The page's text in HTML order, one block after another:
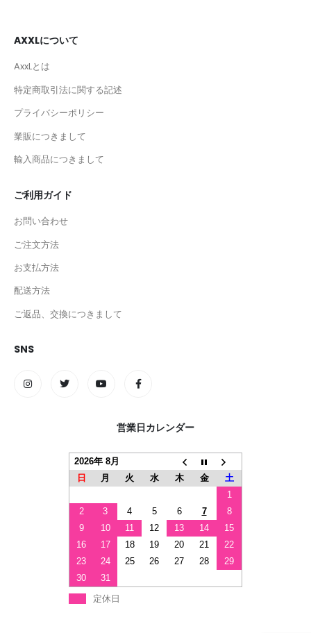
AXXLについて
AxxLとは
特定商取引法に関する記述
プライバシーポリシー
業販につきまして
輸入商品につきまして
ご利用ガイド
お問い合わせ
ご注文方法
お支払方法
配送方法
ご返品、交換につきまして
SNS
営業日カレンダー
2026年 8月
日
月 火 水 木 金
土
1
2
3 4 5 6 7
8
9
10 11 12 13 14
15
16
17 18 19 20 21
22
23
24 25 26 27 28
29
30
31
定休日